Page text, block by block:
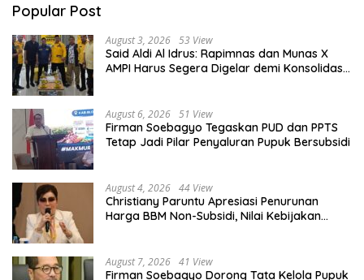
Popular Post
August 3, 2026 53 View
Said Aldi Al Idrus: Rapimnas dan Munas X
AMPI Harus Segera Digelar demi Konsolidasi
August 6, 2026 51 View
Firman Soebagyo Tegaskan PUD dan PPTS
Tetap Jadi Pilar Penyaluran Pupuk Bersubsidi
August 4, 2026 44 View
Christiany Paruntu Apresiasi Penurunan
Harga BBM Non-Subsidi, Nilai Kebijakan
August 7, 2026 41 View
Firman Soebagyo Dorong Tata Kelola Pupuk